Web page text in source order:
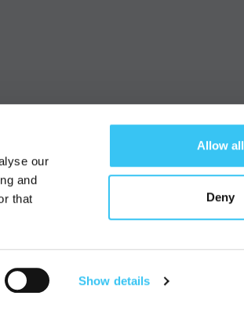
our
and
that
Show details
Allow all
Deny
Online Marketing Bureau